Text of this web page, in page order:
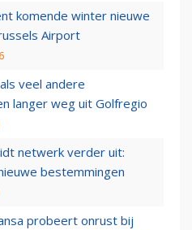
komende winter nieuwe
Airport
veel andere
langer weg uit Golfregio
netwerk verder uit:
bestemmingen
probeert onrust bij